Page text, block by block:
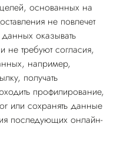
основанных на
не повлечет
оказывать
не требуют согласия,
например,
получать
профилирование,
или сохранять данные
последующих онлайн-